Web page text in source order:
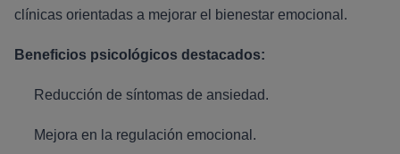
clínicas orientadas a mejorar el bienestar emocional.
Beneficios psicológicos destacados:
Reducción de síntomas de ansiedad.
Mejora en la regulación emocional.